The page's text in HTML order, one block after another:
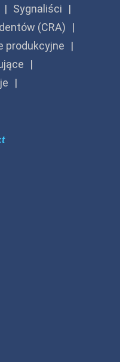
Sygnaliści
(CRA)
produkcyjne